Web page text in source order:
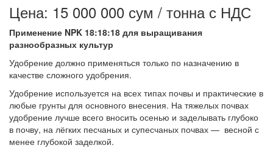
Цена: 15 000 000 сум / тонна с НДС
Применение NPK 18:18:18 для выращивания
разнообразных культур
Удобрение должно применяться только по назначению в
качестве сложного удобрения.
Удобрение используется на всех типах почвы и практические в
любые грунты для основного внесения. На тяжелых почвах
удобрение лучше всего вносить осенью и заделывать глубоко
в почву, на лёгких песчаных и супесчаных почвах — весной с
менее глубокой заделкой.